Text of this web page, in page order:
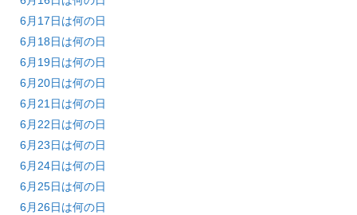
6月17日は何の日
6月18日は何の日
6月19日は何の日
6月20日は何の日
6月21日は何の日
6月22日は何の日
6月23日は何の日
6月24日は何の日
6月25日は何の日
6月26日は何の日